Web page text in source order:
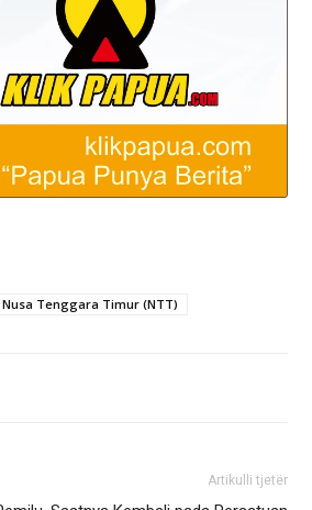
Nusa Tenggara Timur (NTT)
Artikulli tjetër